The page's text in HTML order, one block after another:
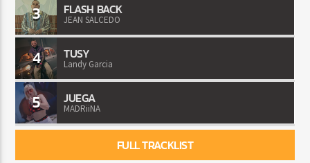
3 FLASH BACK
JEAN SALCEDO
4 TUSY
Landy Garcia
5 JUEGA
MADRiiNA
FULL TRACKLIST